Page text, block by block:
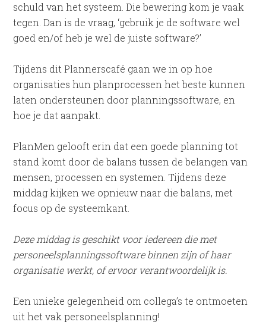
schuld van het systeem. Die bewering kom je vaak
tegen. Dan is de vraag, ‘gebruik je de software wel
goed en/of heb je wel de juiste software?’
Tijdens dit Plannerscafé gaan we in op hoe
organisaties hun planprocessen het beste kunnen
laten ondersteunen door planningssoftware, en
hoe je dat aanpakt.
PlanMen gelooft erin dat een goede planning tot
stand komt door de balans tussen de belangen van
mensen, processen en systemen. Tijdens deze
middag kijken we opnieuw naar die balans, met
focus op de systeemkant.
Deze middag is geschikt voor iedereen die met
personeelsplanningssoftware binnen zijn of haar
organisatie werkt, of ervoor verantwoordelijk is.
Een unieke gelegenheid om collega’s te ontmoeten
uit het vak personeelsplanning!